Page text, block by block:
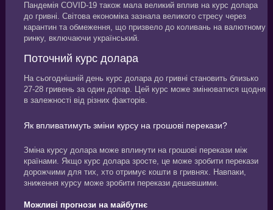
Пандемія COVID-19 також мала великий вплив на курс долара
до гривні. Світова економіка зазнала великого стресу через
карантин та обмеження, що призвело до коливань на валютному
ринку, включаючи український.
Поточний курс долара
На сьогоднішній день курс долара до гривні становить близько
27-28 гривень за один долар. Цей курс може змінюватися щодня
в залежності від різних факторів.
Як впливатимуть зміни курсу на грошові перекази?
Зміна курсу долара може вплинути на грошові перекази між
країнами. Якщо курс долара зросте, це може зробити перекази
дорожчими для тих, хто отримує кошти в гривнях. Навпаки,
зниження курсу може зробити перекази дешевшими.
Можливі прогнози на майбутнє